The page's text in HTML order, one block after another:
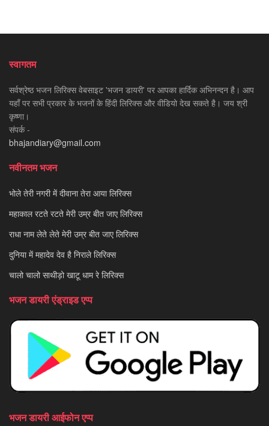
स्वागतम
सर्वश्रेष्ठ भजन लिरिक्स वेबसाइट 'भजन डायरी' पर आपका हार्दिक अभिनन्दन है। आप
यहाँ पर सभी प्रकार के भजनों के हिंदी लिरिक्स और वीडियो देख सकते है। जय श्री
कृष्णा।
संपर्क -
bhajandiary@gmail.com
नवीनतम भजन
भोले तेरी नगरी में दीवाना तेरा आया लिरिक्स
महाकाल रटते रटते मेरी उम्र बीत जाए लिरिक्स
राधा नाम लेते लेते मेरी उम्र बीत जाए लिरिक्स
दुनिया में महादेव देव है निराले लिरिक्स
चालो चालो साथीड़ो खाटू धाम रे लिरिक्स
भजन डायरी एंड्राइड एप्प
भजन डायरी आईफोन एप्प